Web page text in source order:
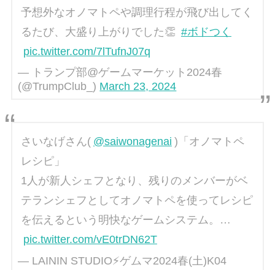
予想外なオノマトペや調理行程が飛び出してく
るたび、大盛り上がりでした👏 #ボドつく
pic.twitter.com/7lTufnJ07q
— トランプ部@ゲームマーケット2024春
(@TrumpClub_) March 23, 2024
さいなげさん( @saiwonagenai )「オノマトペ
レシピ」
1人が新人シェフとなり、残りのメンバーがベ
テランシェフとしてオノマトペを使ってレシピ
を伝えるという明快なゲームシステム。…
pic.twitter.com/vE0trDN62T
— LAININ STUDIO⚡ゲムマ2024春(土)K04